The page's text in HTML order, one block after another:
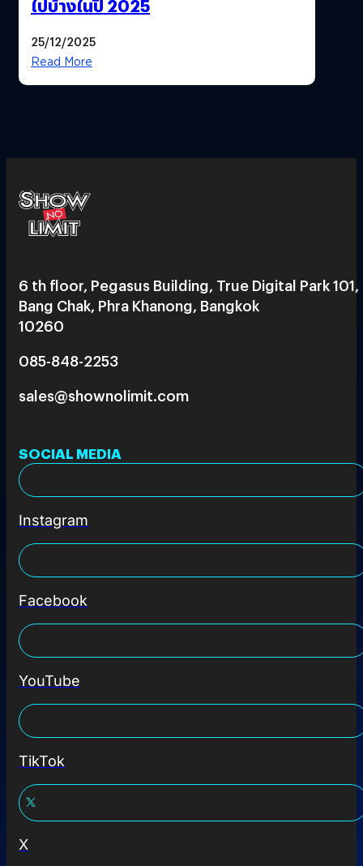
ไปบ้างในปี 2025
25/12/2025
Read More
6 th floor, Pegasus Building, True Digital Park 101,
Bang Chak, Phra Khanong, Bangkok
10260
085-848-2253
sales@shownolimit.com
SOCIAL MEDIA
Instagram
Facebook
YouTube
TikTok
X